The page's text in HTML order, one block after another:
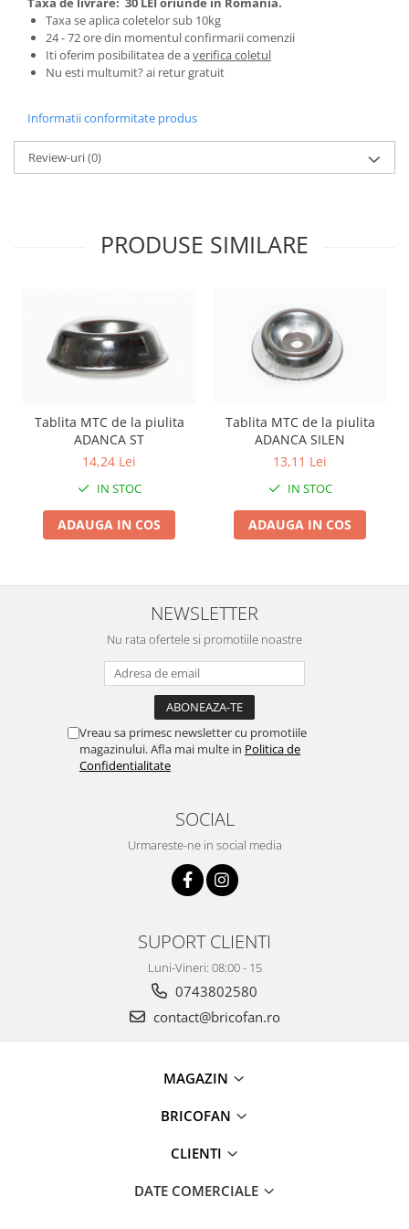
Tractoraș de tuns gazonul
Zootehnie
Incubatoare, oparitoare si
deplumatoare
Aparate de tuns animale
Piese si accesorii aparate de tuns
animale
Masini batut stalpi si accesorii
Mobilier gradina
Corturi, Prelate si plase de
umbrire
Zdrobitoare si teascuri
Zdrobitoare electrice
Zdrobitoare manuale
Articole antidaunatori gradina
Suflante si aspiratoare exterior
Unelte manuale de gradina -
Stropitori
Folie si plase pt plante
Masini de maturat manuale
Aragaze, plite, piese butelii de
Pirostrii si accesorii pentru gatit
Iluminat & electrice
Taxa se aplica coletelor sub 10kg
24 - 72 ore din momentul confirmarii comenzii
Iti oferim posibilitatea de averifica coletul
Nu esti multumit? ai retur gratuit
Informatii conformitate produs
Review-uri(0)
PRODUSE SIMILARE
Tablita MTC de la piulita
ADANCA ST
14,24 Lei
IN STOC
ADAUGA IN COS
Tablita MTC de la piulita
ADANCA SILEN
13,11 Lei
IN STOC
ADAUGA IN COS
NEWSLETTER
Nu rata ofertele si promotiile noastre
Vreau sa primesc newsletter cu promotiile
magazinului. Afla mai multe in Politica de
Confidentialitate
SOCIAL
Urmareste-ne in social media
SUPORT CLIENTI
Luni-Vineri: 08:00 - 15
0743802580
contact@bricofan.ro
MAGAZIN
BRICOFAN
CLIENTI
DATE COMERCIALE